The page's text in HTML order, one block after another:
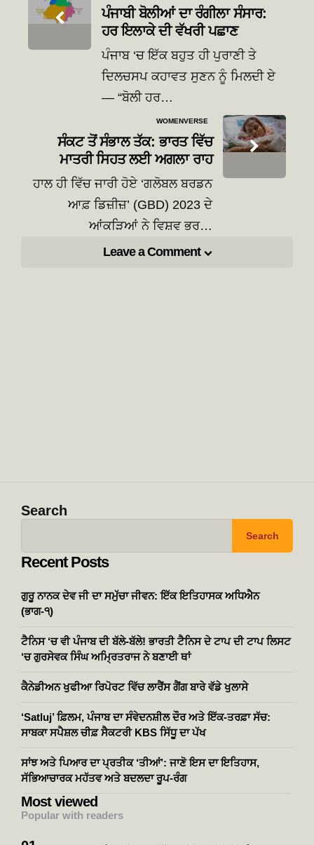
navigation
ਪੰਜਾਬੀ ਬੋਲੀਆਂ ਦਾ ਰੰਗੀਲਾ ਸੰਸਾਰ:
ਹਰ ਇਲਾਕੇ ਦੀ ਵੱਖਰੀ ਪਛਾਣ
ਪੰਜਾਬ ‘ਚ ਇੱਕ ਬਹੁਤ ਹੀ ਪੁਰਾਣੀ ਤੇ
ਦਿਲਚਸਪ ਕਹਾਵਤ ਸੁਣਨ ਨੂੰ ਮਿਲਦੀ ਏ
— “ਬੋਲੀ ਹਰ…
WOMENVERSE
ਸੰਕਟ ਤੋਂ ਸੰਭਾਲ ਤੱਕ: ਭਾਰਤ ਵਿੱਚ
ਮਾਤਰੀ ਸਿਹਤ ਲਈ ਅਗਲਾ ਰਾਹ
ਹਾਲ ਹੀ ਵਿੱਚ ਜਾਰੀ ਹੋਏ ‘ਗਲੋਬਲ ਬਰਡਨ
ਆਫ਼ ਡਿਜ਼ੀਜ਼’ (GBD) 2023 ਦੇ
ਆਂਕੜਿਆਂ ਨੇ ਵਿਸ਼ਵ ਭਰ…
Leave a Comment
Search
Search
Recent Posts
ਗੁਰੂ ਨਾਨਕ ਦੇਵ ਜੀ ਦਾ ਸਮੁੱਚਾ ਜੀਵਨ: ਇੱਕ ਇਤਿਹਾਸਕ ਅਧਿਐਨ
(ਭਾਗ-੧)
ਟੈਨਿਸ ‘ਚ ਵੀ ਪੰਜਾਬ ਦੀ ਬੱਲੇ-ਬੱਲੇ! ਭਾਰਤੀ ਟੈਨਿਸ ਦੇ ਟਾਪ ਦੀ ਟਾਪ ਲਿਸਟ
‘ਚ ਗੁਰਸੇਵਕ ਸਿੰਘ ਅਮ੍ਰਿਤਰਾਜ ਨੇ ਬਣਾਈ ਥਾਂ
ਕੈਨੇਡੀਅਨ ਖੁਫੀਆ ਰਿਪੋਰਟ ਵਿੱਚ ਲਾਰੈਂਸ ਗੈਂਗ ਬਾਰੇ ਵੱਡੇ ਖੁਲਾਸੇ
‘Satluj’ ਫ਼ਿਲਮ, ਪੰਜਾਬ ਦਾ ਸੰਵੇਦਨਸ਼ੀਲ ਦੌਰ ਅਤੇ ਇੱਕ-ਤਰਫ਼ਾ ਸੱਚ:
ਸਾਬਕਾ ਸਪੈਸ਼ਲ ਚੀਫ਼ ਸੈਕਟਰੀ KBS ਸਿੱਧੂ ਦਾ ਪੱਖ
ਸਾਂਝ ਅਤੇ ਪਿਆਰ ਦਾ ਪ੍ਰਤੀਕ ‘ਤੀਆਂ’: ਜਾਣੋ ਇਸ ਦਾ ਇਤਿਹਾਸ,
ਸੱਭਿਆਚਾਰਕ ਮਹੱਤਵ ਅਤੇ ਬਦਲਦਾ ਰੂਪ-ਰੰਗ
Most viewed
Popular with readers